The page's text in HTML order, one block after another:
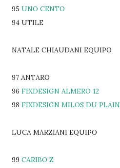
95 UNO CENTO
94 UTILE
NATALE CHIAUDANI EQUIPO
97 ANTARO
96 FIXDESIGN ALMERO 12
98 FIXDESIGN MILOS DU PLAIN
LUCA MARZIANI EQUIPO
99 CARIBO Z